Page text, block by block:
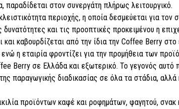
παραδίδεται στον συνεργάτη πλήρως λειτουργικό.
περιοχής, η οποία δεσμεύεται για τον
δυνατότητες και τις προοπτικές προκειμένου η
και καβουρδίζεται από την ίδια την Coffee Berry
η εταιρία φροντίζει για την προμήθεια των
Berry σε Ελλάδα και εξωτερικό. To γεγονός αυτό
παραγωγικής διαδικασίας σε όλα τα στάδια,
προϊόντων καφέ και ροφημάτων, φαγητού, σνακ